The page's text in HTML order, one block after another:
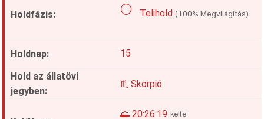
🌕 Telihold(100% Megvilágítás)
15
♏ Skorpió
🌅 20:26:19 kelte